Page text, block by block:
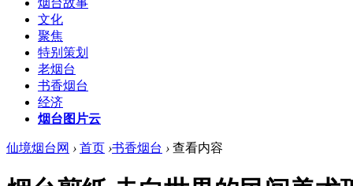
文化
聚焦
特别策划
老烟台
书香烟台
经济
烟台图片云
仙境烟台网 › 首页 ›书香烟台 › 查看内容